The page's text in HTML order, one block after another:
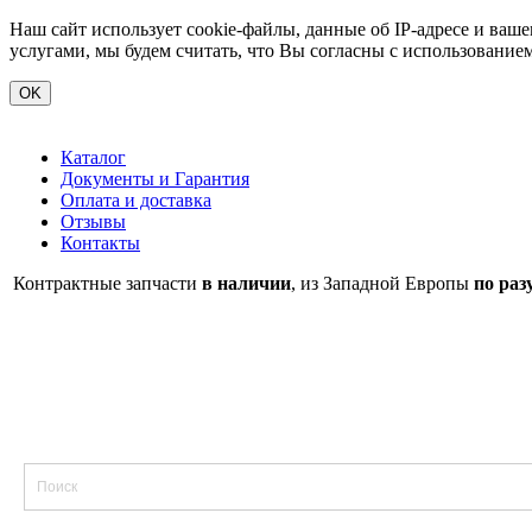
Наш сайт использует cookie-файлы, данные об IP-адресе и
услугами, мы будем считать, что Вы согласны с
OK
Каталог
Документы и Гарантия
Оплата и доставка
Отзывы
Контакты
Контрактные запчасти в наличии, из Западной Европы по